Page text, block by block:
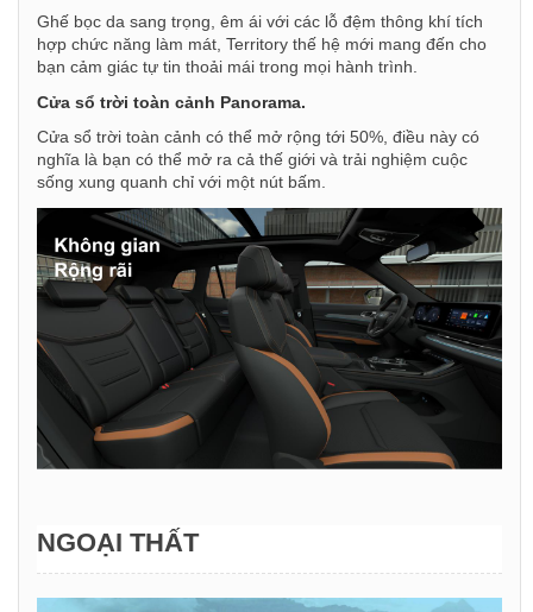
Ghế bọc da sang trọng, êm ái với các lỗ đệm thông khí tích
hợp chức năng làm mát, Territory thế hệ mới mang đến cho
bạn cảm giác tự tin thoải mái trong mọi hành trình.
Cửa sổ trời toàn cảnh Panorama.
Cửa sổ trời toàn cảnh có thể mở rộng tới 50%, điều này có
nghĩa là bạn có thể mở ra cả thế giới và trải nghiệm cuộc
sống xung quanh chỉ với một nút bấm.
NGOẠI THẤT